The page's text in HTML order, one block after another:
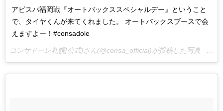
アビスパ福岡戦『オートバックススペシャルデー』ということ
で、タイヤくんが来てくれました。 オートバックスブースで会
えますよー！#consadole
コンサドーレ札幌[公式]さん(@consa_official)が投稿した写真 –